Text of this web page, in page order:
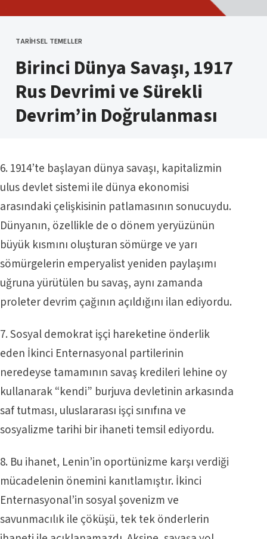
KATEGORI
TARIHSEL TEMELLER
Birinci Dünya Savaşı, 1917
Rus Devrimi ve Sürekli
Devrim’in Doğrulanması
6. 1914’te başlayan dünya savaşı, kapitalizmin
ulus devlet sistemi ile dünya ekonomisi
arasındaki çelişkisinin patlamasının sonucuydu.
Dünyanın, özellikle de o dönem yeryüzünün
büyük kısmını oluşturan sömürge ve yarı
sömürgelerin emperyalist yeniden paylaşımı
uğruna yürütülen bu savaş, aynı zamanda
proleter devrim çağının açıldığını ilan ediyordu.
7. Sosyal demokrat işçi hareketine önderlik
eden İkinci Enternasyonal partilerinin
neredeyse tamamının savaş kredileri lehine oy
kullanarak “kendi” burjuva devletinin arkasında
saf tutması, uluslararası işçi sınıfına ve
sosyalizme tarihi bir ihaneti temsil ediyordu.
8. Bu ihanet, Lenin’in oportünizme karşı verdiği
mücadelenin önemini kanıtlamıştır. İkinci
Enternasyonal’in sosyal şovenizm ve
savunmacılık ile çöküşü, tek tek önderlerin